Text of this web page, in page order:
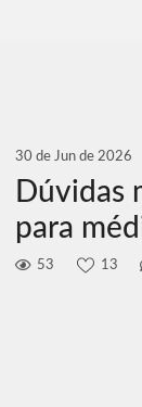
30 de Jun de 2026
Dúvidas
para
53 13